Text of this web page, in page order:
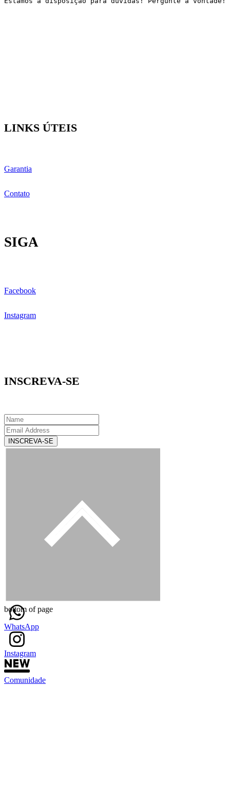
LINKS ÚTEIS
Garantia
Contato
SIGA
Facebook
Instagram
INSCREVA-SE
INSCREVA-SE
WhatsApp
Instagram
Comunidade
bottom of page